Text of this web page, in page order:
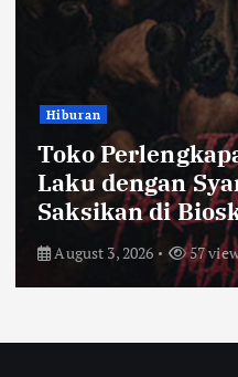
Bandung Raya
Farhan Pastikan
Kota Bandung
Ayam dan
July 31, 2026 62 views